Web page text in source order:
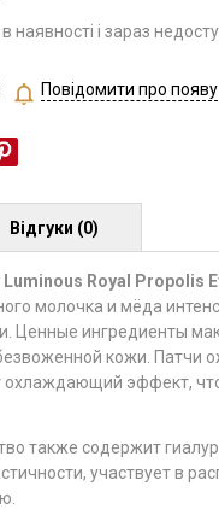
наявності і зараз
Повідомити про появу
Royal Propolis
молочка и мёда
Ценные ингредиенты
кожи. Патчи
эффект,
также содержит
участвует в
Відгуки (0)